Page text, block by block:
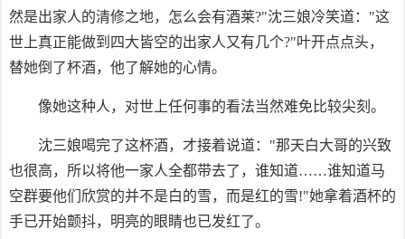
然是出家人的清修之地，怎么会有酒莱?"沈三娘冷笑道："这
世上真正能做到四大皆空的出家人又有几个?"叶开点点头，
替她倒了杯酒，他了解她的心情。
像她这种人，对世上任何事的看法当然难免比较尖刻。
沈三娘喝完了这杯酒，才接着说道："那天白大哥的兴致
也很高，所以将他一家人全都带去了，谁知道……谁知道马
空群要他们欣赏的并不是白的雪，而是红的雪!"她拿着酒杯的
手已开始颤抖，明亮的眼睛也已发红了。